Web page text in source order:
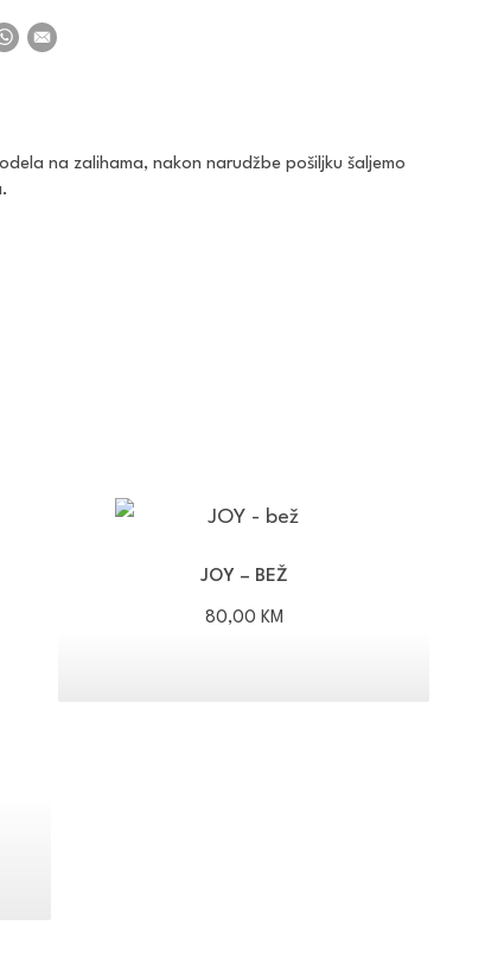
na zalihama, nakon narudžbe pošiljku šaljemo
JOY – BEŽ
80,00 KM